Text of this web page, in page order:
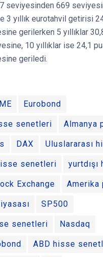
seviyesinden 669
3 yıllık eurotahvil getirisi
gerilerken 5 yıllıklar
10 yıllıklar ise 24,1
geriledi.
Eurobond
senetleri Almanya
DAX Uluslararası
senetleri yurtdışı
Exchange Amerika
SP500
senetleri Nasdaq
ABD hisse